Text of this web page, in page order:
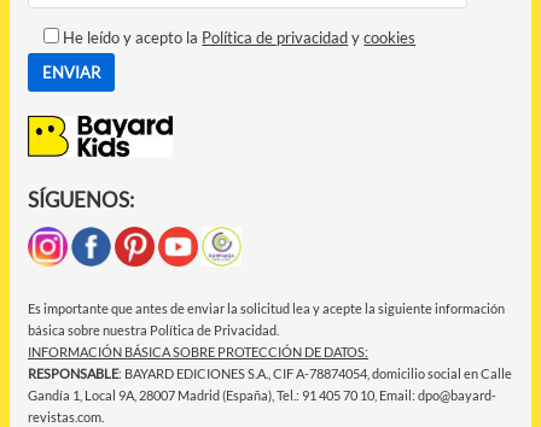
He leído y acepto la Política de privacidadycookies
SÍGUENOS:
Es importante que antes de enviar la solicitud lea y acepte la siguiente información
básica sobre nuestra Política de Privacidad.
INFORMACIÓN BÁSICA SOBRE PROTECCIÓN DE DATOS:
RESPONSABLE: BAYARD EDICIONES S.A., CIF A-78874054, domicilio social en Calle
Gandía 1, Local 9A, 28007 Madrid (España), Tel.: 91 405 70 10, Email: dpo@bayard-
revistas.com.